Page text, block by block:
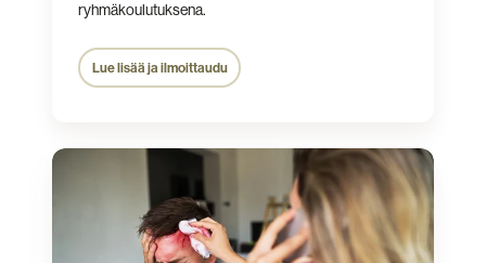
ryhmäkoulutuksena.
Lue lisää ja ilmoittaudu
Ensiavun